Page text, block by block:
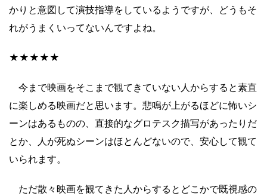
かりと意図して演技指導をしているようですが、どうもそ
れがうまくいってないんですよね。
★★★★★
今まで映画をそこまで観てきていない人からすると素直
に楽しめる映画だと思います。悲鳴が上がるほどに怖いシ
ーンはあるものの、直接的なグロテスク描写があったりだ
とか、人が死ぬシーンはほとんどないので、安心して観て
いられます。
ただ散々映画を観てきた人からするとどこかで既視感の